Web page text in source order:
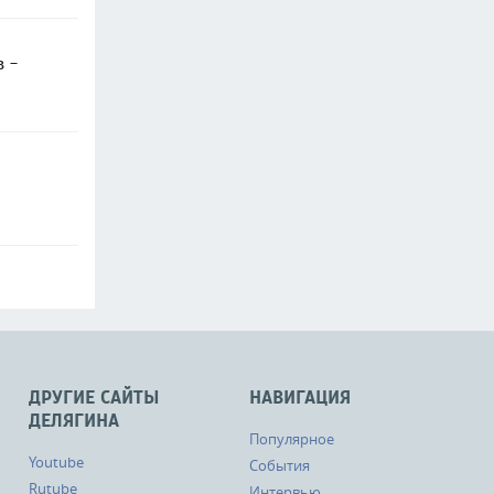
-
НАВИГАЦИЯ
Популярное
События
ДРУГИЕ САЙТЫ
ДЕЛЯГИНА
Youtube
Rutube